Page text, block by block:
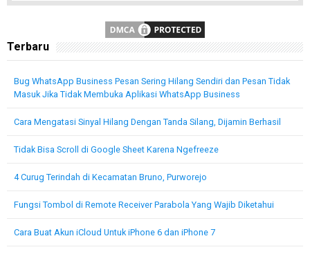
Terbaru
Bug WhatsApp Business Pesan Sering Hilang Sendiri dan Pesan Tidak
Masuk Jika Tidak Membuka Aplikasi WhatsApp Business
Cara Mengatasi Sinyal Hilang Dengan Tanda Silang, Dijamin Berhasil
Tidak Bisa Scroll di Google Sheet Karena Ngefreeze
4 Curug Terindah di Kecamatan Bruno, Purworejo
Fungsi Tombol di Remote Receiver Parabola Yang Wajib Diketahui
Cara Buat Akun iCloud Untuk iPhone 6 dan iPhone 7